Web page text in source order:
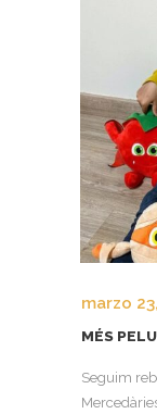
marzo
MÉS
Seguim